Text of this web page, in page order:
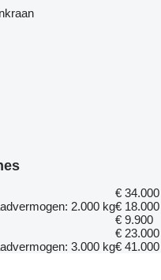
€ 34.000
2.000 kg€ 18.000
€ 9.900
€ 23.000
3.000 kg€ 41.000